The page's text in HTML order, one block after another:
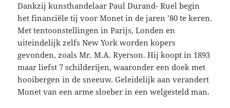
Dankzij kunsthandelaar Paul Durand- Ruel begin
het financiële tij voor Monet in de jaren ’80 te keren.
Met tentoonstellingen in Parijs, Londen en
uiteindelijk zelfs New York worden kopers
gevonden, zoals Mr. M.A. Ryerson. Hij koopt in 1893
maar liefst 7 schilderijen, waaronder een doek met
hooibergen in de sneeuw. Geleidelijk aan verandert
Monet van een arme sloeber in een welgesteld man.